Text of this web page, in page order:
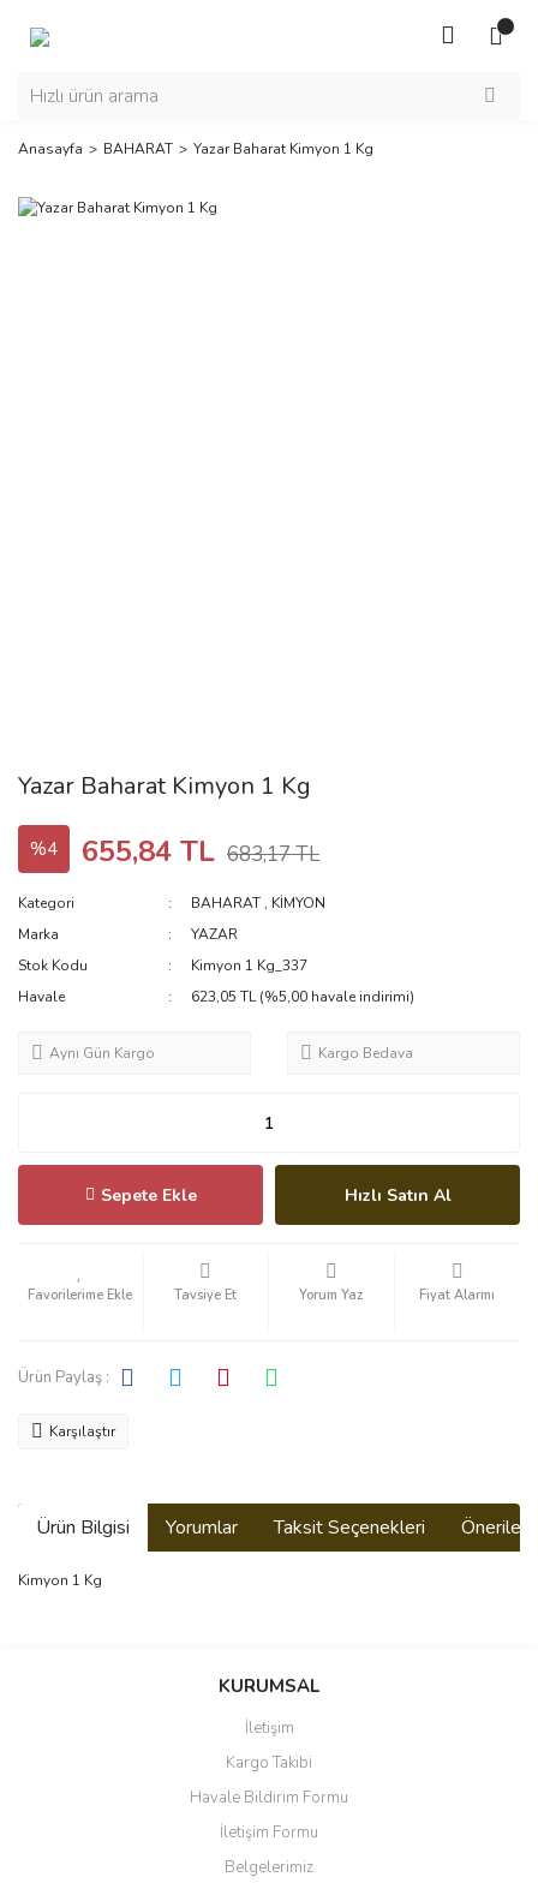
Anasayfa BAHARAT Yazar Baharat Kimyon 1 Kg
Yazar Baharat Kimyon 1 Kg
%4 655,84 TL 683,17 TL
Kategori BAHARAT , KİMYON
Marka
YAZAR
Stok Kodu
Kimyon 1 Kg_337
Havale
623,05 TL (%5,00 havale indirimi)
Aynı Gün Kargo Kargo Bedava
Sepete Ekle Hızlı Satın Al
Tavsiye Et Yorum Yaz Fiyat Alarmı
Ürün Paylaş :
Karşılaştır
Ürün Bilgisi Yorumlar Taksit Seçenekleri
Kimyon 1 Kg
Bu ürüne ilk yorumu siz yapın!
Ürün resmi kalitesiz, bozuk veya görüntülenemiyor.
Ürün açıklamasında eksik bilgiler bulunuyor.
Ürün bilgilerinde hatalar bulunuyor.
Ürün fiyatı diğer sitelerden daha pahalı.
KURUMSAL
İletişim
Kargo Takibi
Havale Bildirim Formu
İletişim Formu
Belgelerimiz